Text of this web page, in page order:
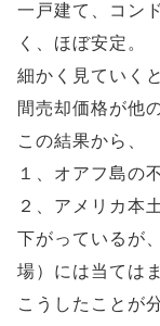
一戸建て、コン
く、ほぼ安定。
細かく見ていく
間売却価格が他
この結果から、
１、オアフ島の
２、アメリカ本
下がっているが
場）には当ては
こうしたことが